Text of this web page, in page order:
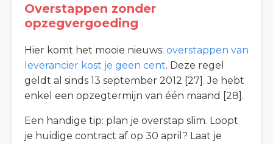
Overstappen zonder
opzegvergoeding
Hier komt het mooie nieuws: overstappen van
leverancier kost je geen cent. Deze regel
geldt al sinds 13 september 2012 [27]. Je hebt
enkel een opzegtermijn van één maand [28].
Een handige tip: plan je overstap slim. Loopt
je huidige contract af op 30 april? Laat je